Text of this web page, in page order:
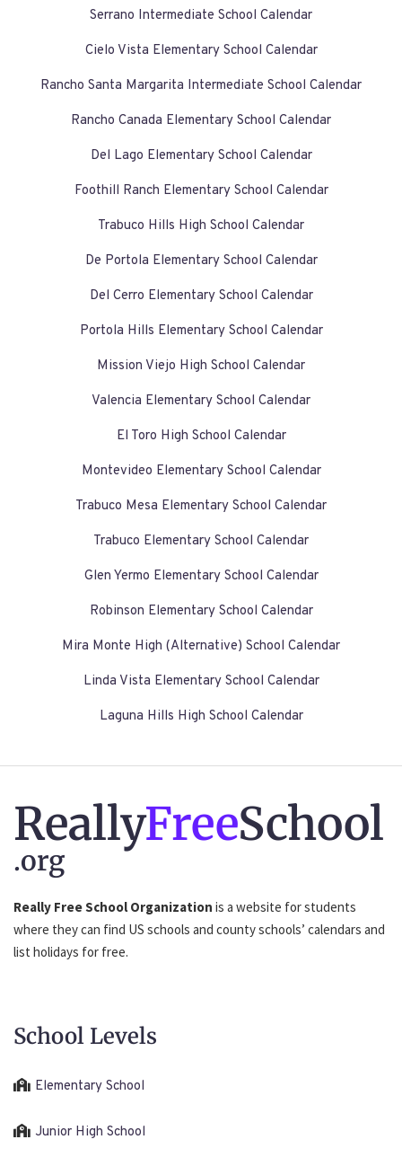
Serrano Intermediate School Calendar
Cielo Vista Elementary School Calendar
Rancho Santa Margarita Intermediate School Calendar
Rancho Canada Elementary School Calendar
Del Lago Elementary School Calendar
Foothill Ranch Elementary School Calendar
Trabuco Hills High School Calendar
De Portola Elementary School Calendar
Del Cerro Elementary School Calendar
Portola Hills Elementary School Calendar
Mission Viejo High School Calendar
Valencia Elementary School Calendar
El Toro High School Calendar
Montevideo Elementary School Calendar
Trabuco Mesa Elementary School Calendar
Trabuco Elementary School Calendar
Glen Yermo Elementary School Calendar
Robinson Elementary School Calendar
Mira Monte High (Alternative) School Calendar
Linda Vista Elementary School Calendar
Laguna Hills High School Calendar
ReallyFreeSchool
.org
Really Free School Organization is a website for students
where they can find US schools and county schools’ calendars and
list holidays for free.
School Levels
Elementary School
Junior High School